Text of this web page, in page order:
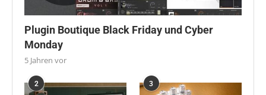
Plugin Boutique Black Friday und Cyber
Monday
5 Jahren vor
2 3